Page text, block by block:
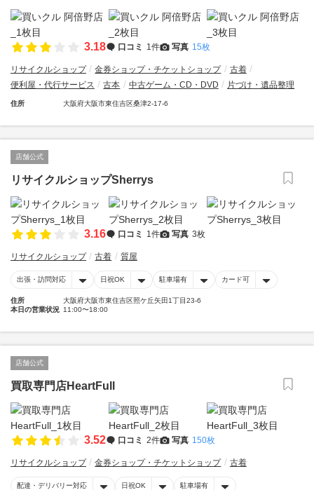
3.18 口コミ 1件 写真 15枚
リサイクルショップ 金券ショップ・チケットショップ
古着
便利屋・代行サービス
古本 中古ゲーム・CD・DVD 片づけ・遺品整理
住所 大阪府大阪市東住吉区桑津2-17-6
店舗公式
リサイクルショップSherrys
3.16 口コミ 1件 写真 3枚
リサイクルショップ 古着 質屋
出張・訪問対応 日祝OK 駐車場有 カード可
住所
大阪府大阪市東住吉区照ケ丘矢田1丁目23-6
本日の営業状況 11:00〜18:00
店舗公式
買取専門店HeartFull
3.52 口コミ 2件 写真 150枚
リサイクルショップ 金券ショップ・チケットショップ 古着
配達・デリバリー対応 日祝OK 駐車場有